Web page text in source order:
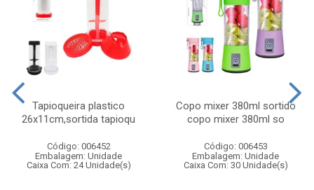
Tapioqueira plastico
26x11cm,sortida tapioqu
Código: 006452
Embalagem: Unidade
Caixa Com: 24 Unidade(s)
Copo mixer 380ml sortido
copo mixer 380ml so
Código: 006453
Embalagem: Unidade
Caixa Com: 30 Unidade(s)